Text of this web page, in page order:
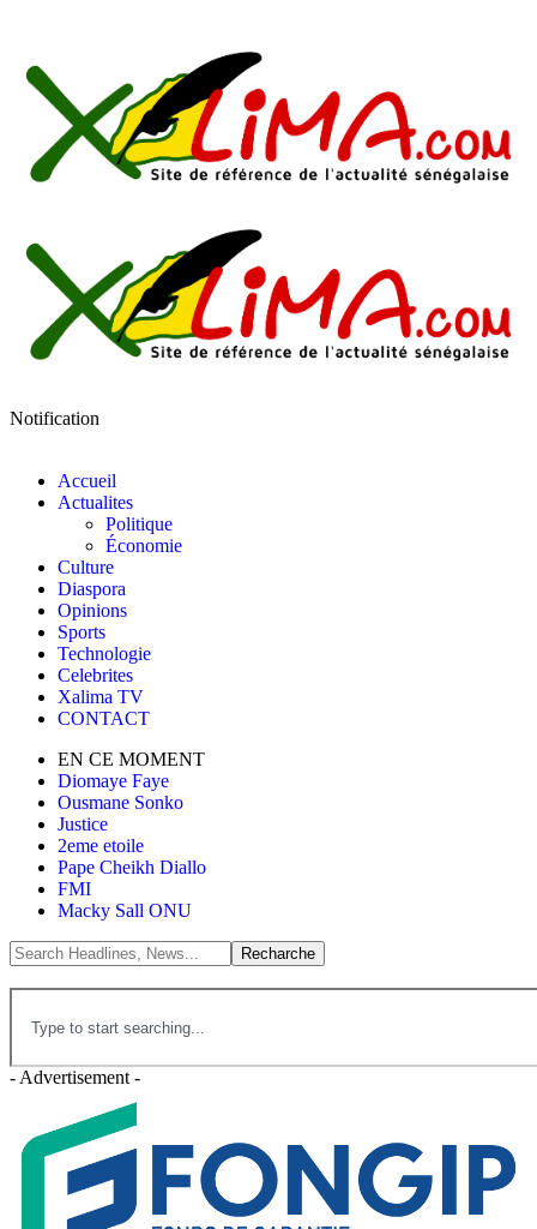
Notification
Accueil
Actualites
Politique
Économie
Culture
Diaspora
Opinions
Sports
Technologie
Celebrites
Xalima TV
CONTACT
EN CE MOMENT
Diomaye Faye
Ousmane Sonko
Justice
2eme etoile
Pape Cheikh Diallo
FMI
Macky Sall ONU
- Advertisement -